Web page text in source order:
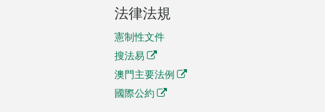
法律法規
憲制性文件
搜法易
澳門主要法例
國際公約